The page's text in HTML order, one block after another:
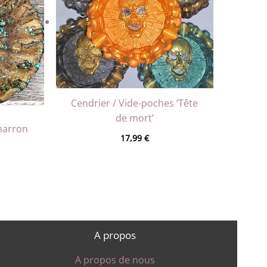
Cendrier / Vide-poches ‘Tête
de mort’
17,99 €
A propos
A propos de nous